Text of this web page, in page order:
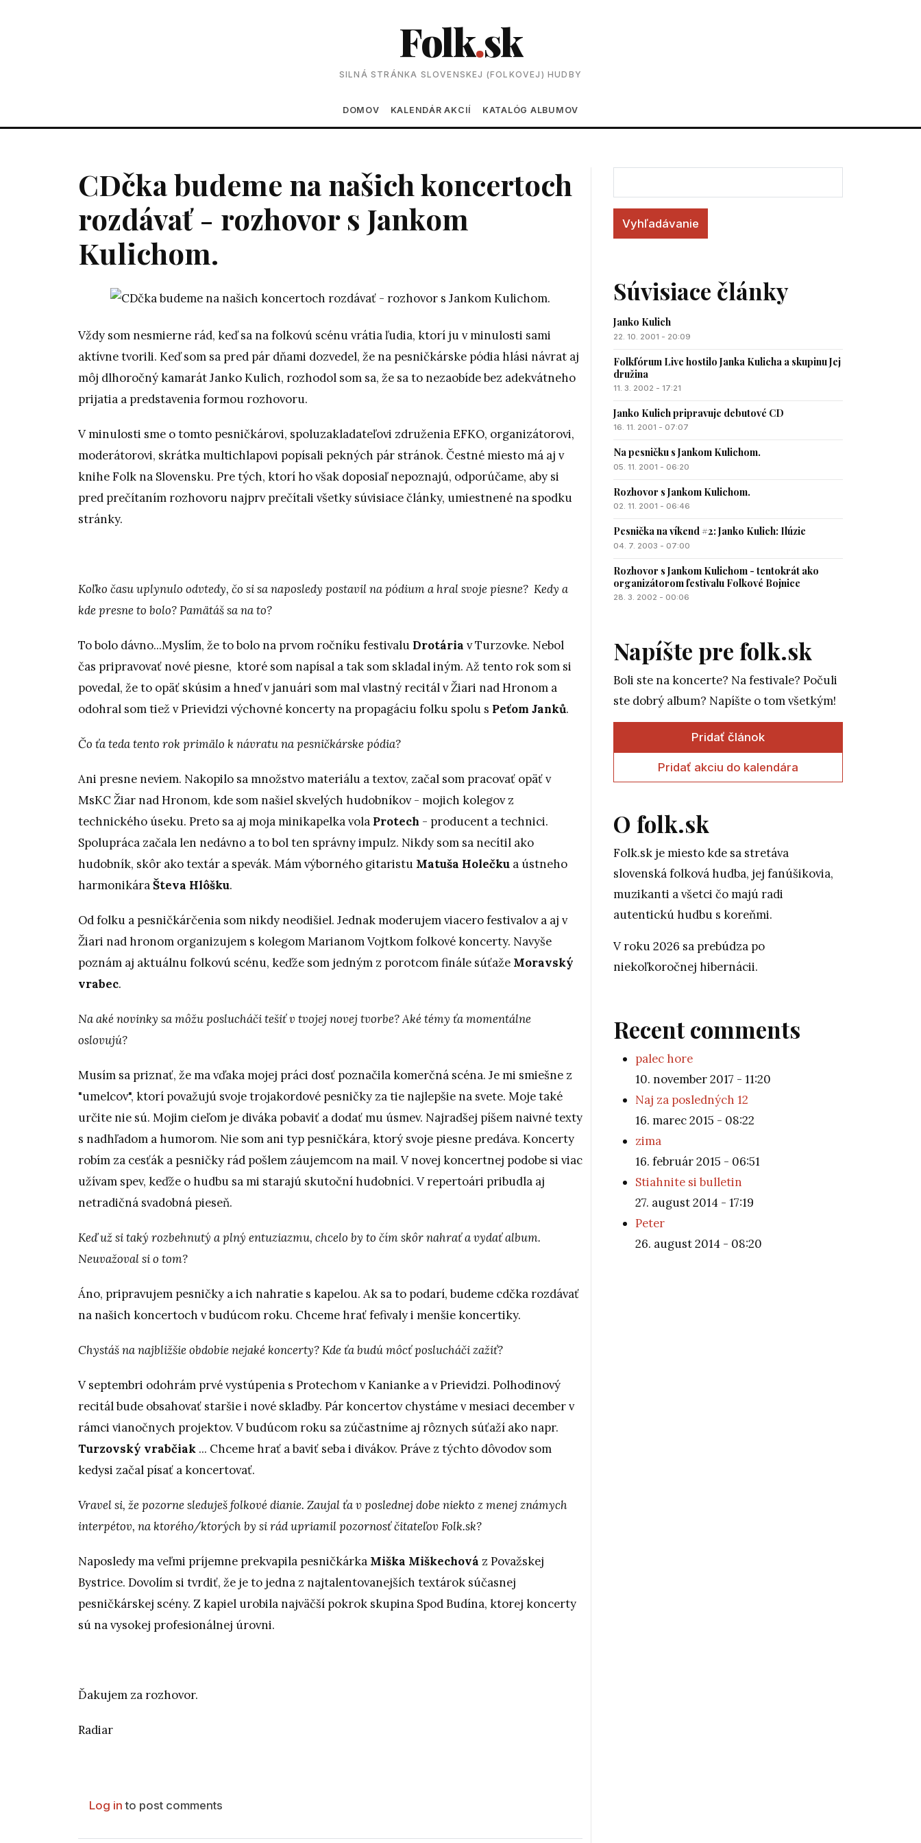
Folk.sk
SILNÁ STRÁNKA SLOVENSKEJ (FOLKOVEJ) HUDBY
Main navigation
DOMOV KALENDÁR AKCIÍ KATALÓG ALBUMOV
CDčka budeme na našich koncertoch
rozdávať - rozhovor s Jankom
Kulichom.
Vždy som nesmierne rád, keď sa na folkovú scénu vrátia ľudia, ktorí ju v minulosti sami
aktívne tvorili. Keď som sa pred pár dňami dozvedel, že na pesničkárske pódia hlási návrat aj
môj dlhoročný kamarát Janko Kulich, rozhodol som sa, že sa to nezaobíde bez adekvátneho
prijatia a predstavenia formou rozhovoru.
V minulosti sme o tomto pesničkárovi, spoluzakladateľovi združenia EFKO, organizátorovi,
moderátorovi, skrátka multichlapovi popísali pekných pár stránok. Čestné miesto má aj v
knihe Folk na Slovensku. Pre tých, ktorí ho však doposiaľ nepoznajú, odporúčame, aby si
pred prečítaním rozhovoru najprv prečítali všetky súvisiace články, umiestnené na spodku
stránky.
Koľko času uplynulo odvtedy, čo si sa naposledy postavil na pódium a hral svoje piesne? Kedy a
kde presne to bolo? Pamätáš sa na to?
To bolo dávno...Myslím, že to bolo na prvom ročníku festivalu Drotária v Turzovke. Nebol
čas pripravovať nové piesne, ktoré som napísal a tak som skladal iným. Až tento rok som si
povedal, že to opäť skúsim a hneď v januári som mal vlastný recitál v Žiari nad Hronom a
odohral som tiež v Prievidzi výchovné koncerty na propagáciu folku spolu s Peťom Janků.
Čo ťa teda tento rok primälo k návratu na pesničkárske pódia?
Ani presne neviem. Nakopilo sa množstvo materiálu a textov, začal som pracovať opäť v
MsKC Žiar nad Hronom, kde som našiel skvelých hudobníkov - mojich kolegov z
technického úseku. Preto sa aj moja minikapelka vola Protech - producent a technici.
Spolupráca začala len nedávno a to bol ten správny impulz. Nikdy som sa necítil ako
hudobník, skôr ako textár a spevák. Mám výborného gitaristu Matuša Holečku a ústneho
harmonikáraŠteva Hlôšku.
Od folku a pesničkárčenia som nikdy neodišiel. Jednak moderujem viacero festivalov a aj v
Žiari nad hronom organizujem s kolegom Marianom Vojtkom folkové koncerty. Navyše
poznám aj aktuálnu folkovú scénu, keďže som jedným z porotcom finále súťaže Moravský
vrabec.
Na aké novinky sa môžu poslucháči tešiť v tvojej novej tvorbe? Aké témy ťa momentálne
oslovujú?
Musím sa priznať, že ma vďaka mojej práci dosť poznačila komerčná scéna. Je mi smiešne z
"umelcov", ktorí považujú svoje trojakordové pesničky za tie najlepšie na svete. Moje také
určite nie sú. Mojim cieľom je diváka pobaviť a dodať mu úsmev. Najradšej píšem naivné texty
s nadhľadom a humorom. Nie som ani typ pesničkára, ktorý svoje piesne predáva. Koncerty
robím za cesťák a pesničky rád pošlem záujemcom na mail. V novej koncertnej podobe si viac
užívam spev, keďže o hudbu sa mi starajú skutoční hudobníci. V repertoári pribudla aj
netradičná svadobná pieseň.
Keď už si taký rozbehnutý a plný entuziazmu, chcelo by to čím skôr nahrať a vydať album.
Neuvažoval si o tom?
Áno, pripravujem pesničky a ich nahratie s kapelou. Ak sa to podarí, budeme cdčka rozdávať
na našich koncertoch v budúcom roku. Chceme hrať fefivaly i menšie koncertiky.
Chystáš na najbližšie obdobie nejaké koncerty? Kde ťa budú môcť poslucháči zažiť?
V septembri odohrám prvé vystúpenia s Protechom v Kanianke a v Prievidzi. Polhodinový
recitál bude obsahovať staršie i nové skladby. Pár koncertov chystáme v mesiaci december v
rámci vianočnych projektov. V budúcom roku sa zúčastníme aj rôznych súťaží ako napr.
Turzovský vrabčiak ... Chceme hrať a baviť seba i divákov. Práve z týchto dôvodov som
kedysi začal písať a koncertovať.
Vravel si, že pozorne sleduješ folkové dianie. Zaujal ťa v poslednej dobe niekto z menej známych
interpétov, na ktorého/ktorých by si rád upriamil pozornosť čitateľov Folk.sk?
Naposledy ma veľmi príjemne prekvapila pesničkárka Miška Miškechová z Považskej
Bystrice. Dovolím si tvrdiť, že je to jedna z najtalentovanejších textárok súčasnej
pesničkárskej scény. Z kapiel urobila najväčší pokrok skupina Spod Budína, ktorej koncerty
sú na vysokej profesionálnej úrovni.
Ďakujem za rozhovor.
Radiar
Log in to post comments
Súvisiace články
Janko Kulich
22. 10. 2001 - 20:09
Folkfórum Live hostilo Janka Kulicha a skupinu Jej
družina
11. 3. 2002 - 17:21
Janko Kulich pripravuje debutové CD
16. 11. 2001 - 07:07
Na pesničku s Jankom Kulichom.
05. 11. 2001 - 06:20
Rozhovor s Jankom Kulichom.
02. 11. 2001 - 06:46
Pesnička na víkend #2: Janko Kulich: Ilúzie
04. 7. 2003 - 07:00
Rozhovor s Jankom Kulichom - tentokrát ako
organizátorom festivalu Folkové Bojnice
28. 3. 2002 - 00:06
Napíšte pre folk.sk
Boli ste na koncerte? Na festivale? Počuli
ste dobrý album? Napíšte o tom všetkým!
Pridať článok
Pridať akciu do kalendára
O folk.sk
Folk.sk je miesto kde sa stretáva
slovenská folková hudba, jej fanúšikovia,
muzikanti a všetci čo majú radi
autentickú hudbu s koreňmi.
V roku 2026 sa prebúdza po
niekoľkoročnej hibernácii.
Recent comments
palec hore
10. november 2017 - 11:20
Naj za posledných 12
16. marec 2015 - 08:22
zima
16. február 2015 - 06:51
Stiahnite si bulletin
27. august 2014 - 17:19
Peter
26. august 2014 - 08:20